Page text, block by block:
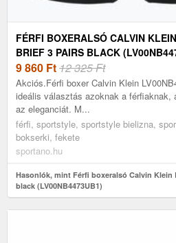
FÉRFI BOXERALSÓ CALVIN
BRIEF 3 PAIRS BLACK
9 860 Ft12 325 Ft
Akciós.Férfi boxer Calvin Klein
ideális választás azoknak a férfiaknak,
az eleganciát. M...
férfi, sportstyle, sportstyle bielizna,
bokserki, fekete
sportano.hu
Hasonlók, mint Férfi boxeralsó Calvin Klein
black (LV00NB4473UB1)